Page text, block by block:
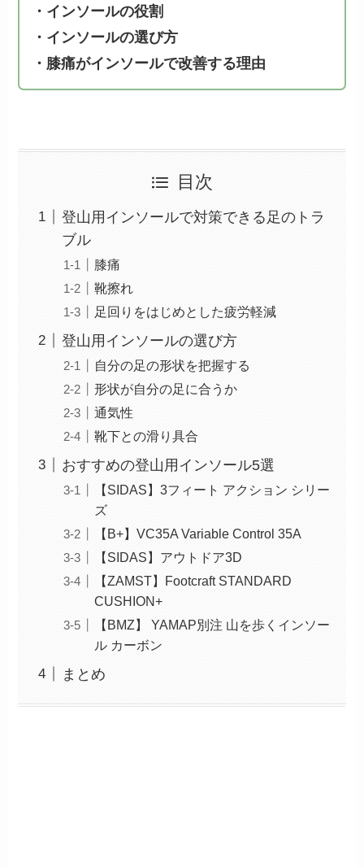
・インソールの役割
・インソールの選び方
・膝痛がインソールで改善する理由
目次
登山用インソールで対策できる足のトラ
ブル
膝痛
靴擦れ
足回りをはじめとした疲労軽減
登山用インソールの選び方
自分の足の形状を把握する
形状が自分の足に合うか
通気性
靴下との滑り具合
おすすめの登山用インソール5選
【SIDAS】3フィート アクション シリー
ズ
【B+】VC35A Variable Control 35A
【SIDAS】アウトドア3D
【ZAMST】Footcraft STANDARD
CUSHION+
【BMZ】 YAMAP別注 山を歩くインソー
ル カーボン
まとめ